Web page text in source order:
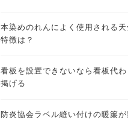
本染めのれんによく使用される
特徴は？
看板を設置できないなら看板代
掲げる
防炎協会ラベル縫い付けの暖簾